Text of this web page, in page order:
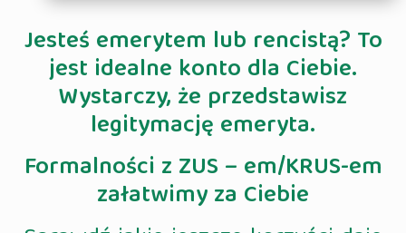
Jesteś emerytem lub rencistą? To
jest idealne konto dla Ciebie.
Wystarczy, że przedstawisz
legitymację emeryta.
Formalności z ZUS – em/KRUS-em
załatwimy za Ciebie